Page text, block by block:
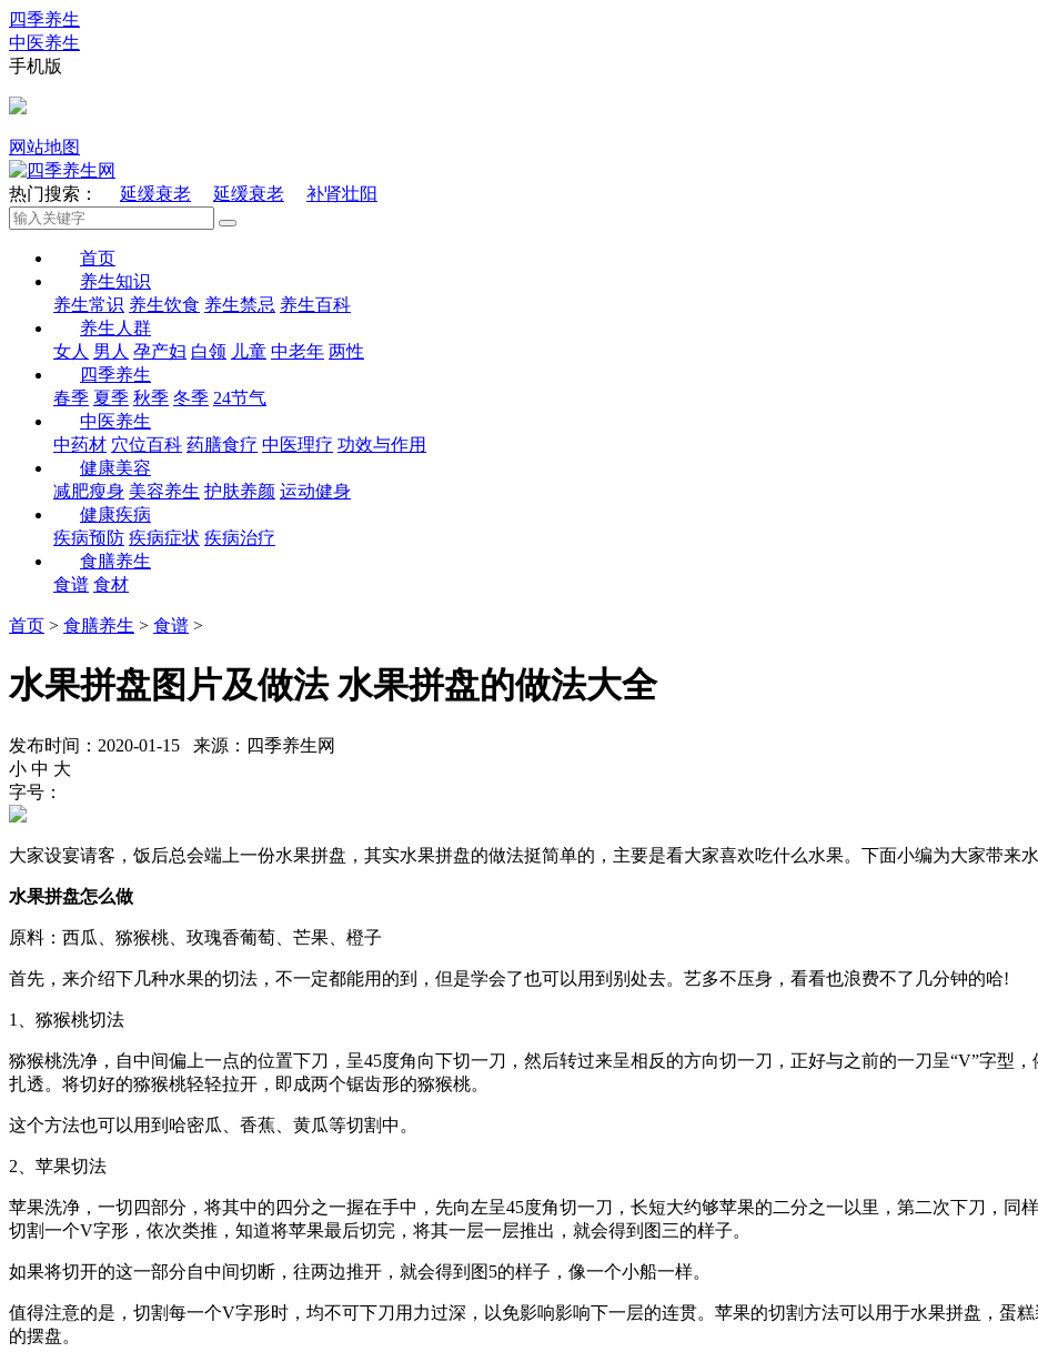
四季养生
中医养生
手机版
网站地图
热门搜索： 延缓衰老 延缓衰老 补肾壮阳
首页
养生知识
养生常识 养生饮食 养生禁忌 养生百科
养生人群
女人 男人 孕产妇 白领 儿童 中老年 两性
四季养生
春季 夏季 秋季 冬季 24节气
中医养生
中药材 穴位百科 药膳食疗 中医理疗 功效与作用
健康美容
减肥瘦身 美容养生 护肤养颜 运动健身
健康疾病
疾病预防 疾病症状 疾病治疗
食膳养生
食谱 食材
首页 > 食膳养生 > 食谱 >
水果拼盘图片及做法 水果拼盘的做法大全
发布时间：2020-01-15 来源：四季养生网
小 中 大
字号：
大家设宴请客，饭后总会端上一份水果拼盘，其实水果拼盘的做法挺简单的，主要是看大家喜欢吃什么水果。下面小编为大家带来
水果拼盘怎么做
原料：西瓜、猕猴桃、玫瑰香葡萄、芒果、橙子
首先，来介绍下几种水果的切法，不一定都能用的到，但是学会了也可以用到别处去。艺多不压身，看看也浪费不了几分钟的哈!
1、猕猴桃切法
猕猴桃洗净，自中间偏上一点的位置下刀，呈45度角向下切一刀，然后转过来呈相反的方向切一刀，正好与之前的一刀呈“V”字型
扎透。将切好的猕猴桃轻轻拉开，即成两个锯齿形的猕猴桃。
这个方法也可以用到哈密瓜、香蕉、黄瓜等切割中。
2、苹果切法
苹果洗净，一切四部分，将其中的四分之一握在手中，先向左呈45度角切一刀，长短大约够苹果的二分之一以里，第二次下刀，同
切割一个V字形，依次类推，知道将苹果最后切完，将其一层一层推出，就会得到图三的样子。
如果将切开的这一部分自中间切断，往两边推开，就会得到图5的样子，像一个小船一样。
值得注意的是，切割每一个V字形时，均不可下刀用力过深，以免影响影响下一层的连贯。苹果的切割方法可以用于水果拼盘，蛋
的摆盘。